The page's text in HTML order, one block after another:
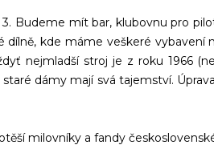
Budeme mít bar, klubovnu pro
dílně, kde máme veškeré vybavení
nejmladší stroj je z roku 1966
dámy mají svá tajemství.
milovníky a fandy